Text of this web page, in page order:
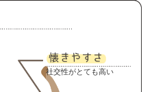
社交性がとても高い